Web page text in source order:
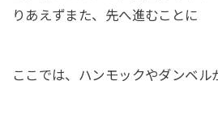
りあえずまた、先へ進むことに
ここでは、ハンモックやダンベル